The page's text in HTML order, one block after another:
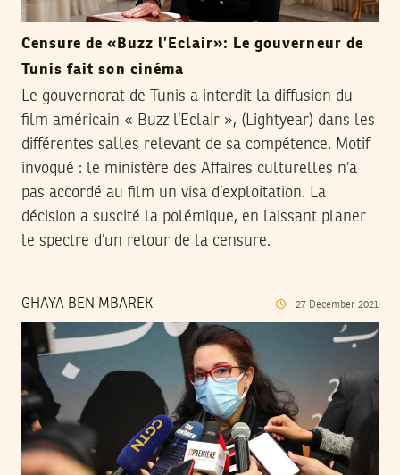
Censure de «Buzz l’Eclair»: Le gouverneur de
Tunis fait son cinéma
Le gouvernorat de Tunis a interdit la diffusion du
film américain « Buzz l’Eclair », (Lightyear) dans les
différentes salles relevant de sa compétence. Motif
invoqué : le ministère des Affaires culturelles n’a
pas accordé au film un visa d’exploitation. La
décision a suscité la polémique, en laissant planer
le spectre d’un retour de la censure.
GHAYA BEN MBAREK 27 December 2021